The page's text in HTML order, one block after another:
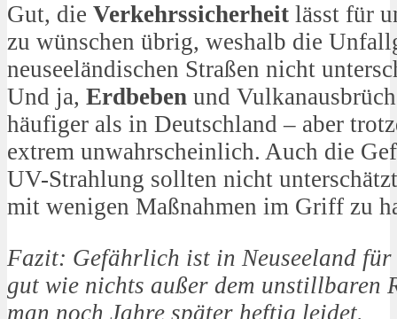
Gut, die Verkehrssicherheit lässt für
zu wünschen übrig, weshalb die
neuseeländischen Straßen nicht
Und ja, Erdbeben und
häufiger als in Deutschland – aber
extrem unwahrscheinlich. Auch die
UV-Strahlung sollten nicht
mit wenigen Maßnahmen im Griff zu
Fazit: Gefährlich ist in Neuseeland
gut wie nichts außer dem unstillbaren
man noch Jahre später heftig leidet.